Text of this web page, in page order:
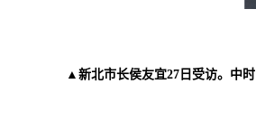
▲ 新北市长侯友宜27日受访。中时